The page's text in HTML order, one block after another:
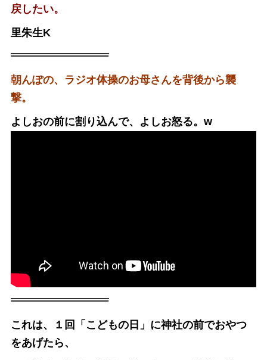
戻したい。
里朱生K
朝んぽの、ラジオ体操のお母さんを背後から襲
撃。
よしおの前に割り込んで、よしお怒る。w
これは、１回「こどもの日」に神社の前でおやつ
をあげたら、